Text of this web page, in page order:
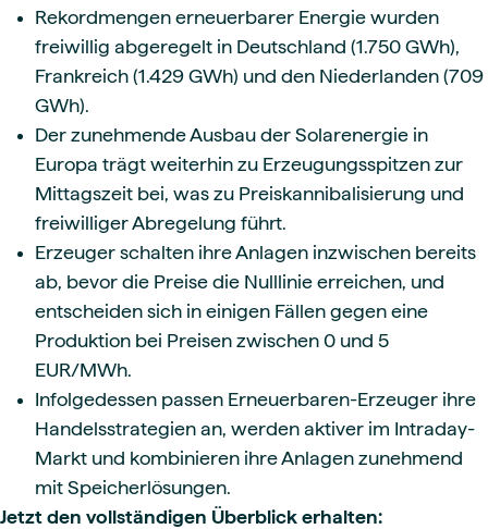
Rekordmengen erneuerbarer Energie wurden
freiwillig abgeregelt in Deutschland (1.750 GWh),
Frankreich (1.429 GWh) und den Niederlanden (709
GWh).
Der zunehmende Ausbau der Solarenergie in
Europa trägt weiterhin zu Erzeugungsspitzen zur
Mittagszeit bei, was zu Preiskannibalisierung und
freiwilliger Abregelung führt.
Erzeuger schalten ihre Anlagen inzwischen bereits
ab, bevor die Preise die Nulllinie erreichen, und
entscheiden sich in einigen Fällen gegen eine
Produktion bei Preisen zwischen 0 und 5
EUR/MWh.
Infolgedessen passen Erneuerbaren-Erzeuger ihre
Handelsstrategien an, werden aktiver im Intraday-
Markt und kombinieren ihre Anlagen zunehmend
mit Speicherlösungen.
Jetzt den vollständigen Überblick erhalten: